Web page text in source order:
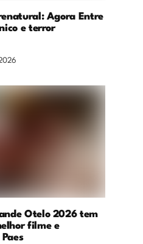
Agora Entre
e terror
Otelo 2026 tem
filme e